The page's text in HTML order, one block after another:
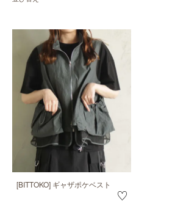
[BITTOKO] ギャザポケベスト